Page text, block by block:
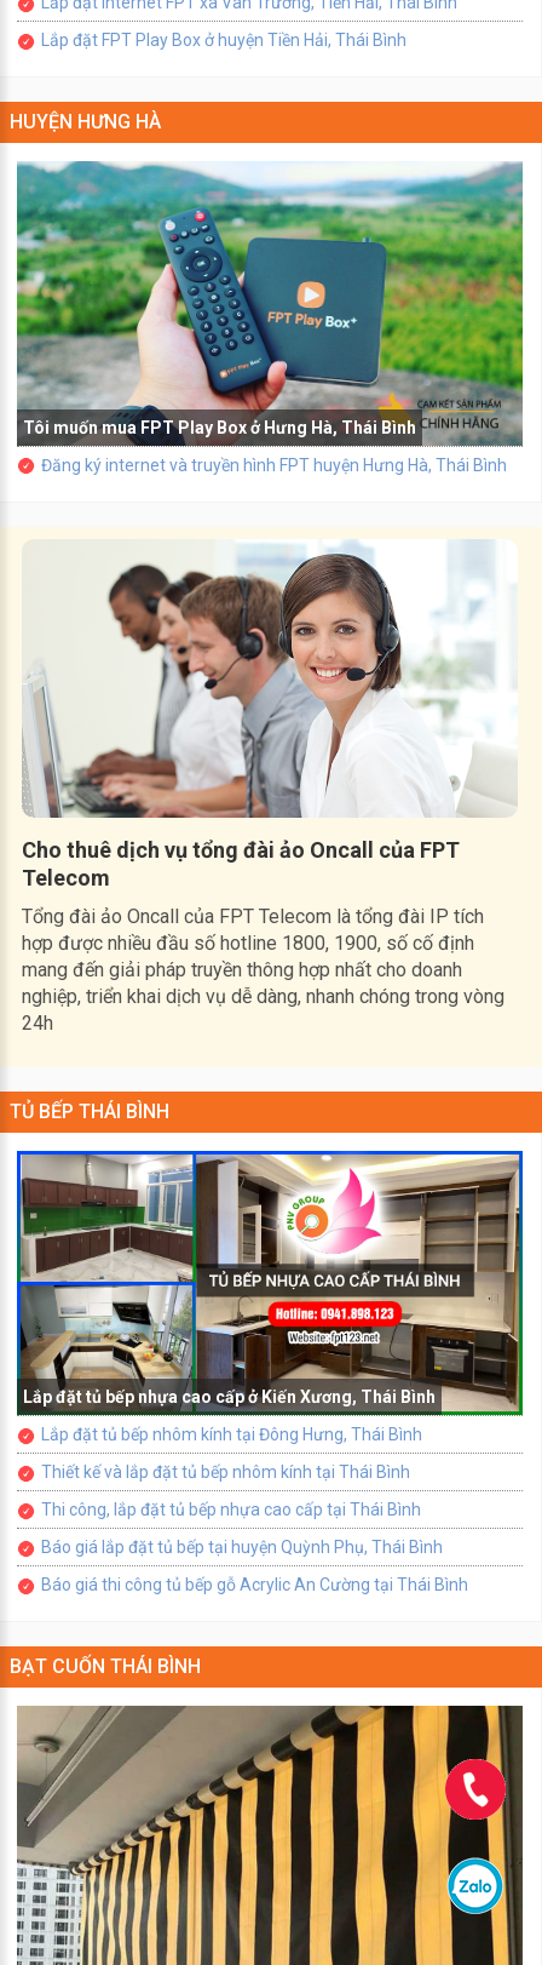
Lắp đặt FPT Play Box ở huyện Tiền Hải, Thái Bình
HUYỆN HƯNG HÀ
Tôi muốn mua FPT Play Box ở Hưng Hà, Thái Bình
Đăng ký internet và truyền hình FPT huyện Hưng Hà, Thái Bình
Cho thuê dịch vụ tổng đài ảo Oncall của FPT
Telecom
Tổng đài ảo Oncall của FPT Telecom là tổng đài IP tích
hợp được nhiều đầu số hotline 1800, 1900, số cố định
mang đến giải pháp truyền thông hợp nhất cho doanh
nghiệp, triển khai dịch vụ dễ dàng, nhanh chóng trong vòng
24h
TỦ BẾP THÁI BÌNH
Lắp đặt tủ bếp nhựa cao cấp ở Kiến Xương, Thái Bình
Lắp đặt tủ bếp nhôm kính tại Đông Hưng, Thái Bình
Thiết kế và lắp đặt tủ bếp nhôm kính tại Thái Bình
Thi công, lắp đặt tủ bếp nhựa cao cấp tại Thái Bình
Báo giá lắp đặt tủ bếp tại huyện Quỳnh Phụ, Thái Bình
Báo giá thi công tủ bếp gỗ Acrylic An Cường tại Thái Bình
BẠT CUỐN THÁI BÌNH